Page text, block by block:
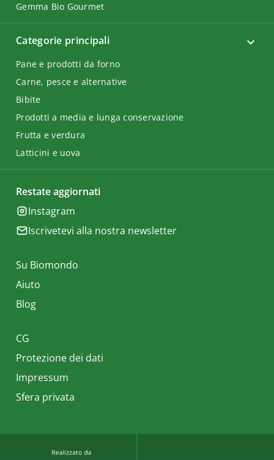
Categorie principali
Pane e prodotti da forno
Carne, pesce e alternative
Bibite
Prodotti a media e lunga conservazione
Frutta e verdura
Latticini e uova
Gemma Bio Gourmet
Restate aggiornati
Instagram
Iscrivetevi alla nostra newsletter
Su Biomondo
Aiuto
Blog
CG
Protezione dei dati
Impressum
Sfera privata